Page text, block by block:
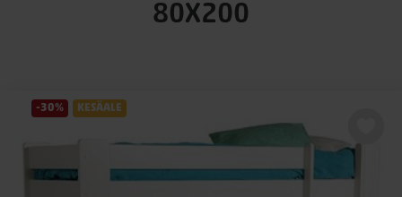
80X200
-30% KESÄALE